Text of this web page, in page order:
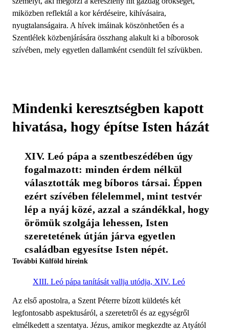
miközben reflektál a kor kérdéseire, kihívásaira,
nyugtalanságaira. A hívek imáinak köszönhetően és a
Szentlélek közbenjárására összhang alakult ki a bíborosok
szívében, mely egyetlen dallamként csendült fel szívükben.
Mindenki keresztségben kapott
hivatása, hogy építse Isten házát
XIV. Leó pápa a szentbeszédében úgy
fogalmazott: minden érdem nélkül
választották meg bíboros társai. Éppen
ezért szívében félelemmel, mint testvér
lép a nyáj közé, azzal a szándékkal, hogy
örömük szolgája lehessen, Isten
szeretetének útján járva egyetlen
családban egyesítse Isten népét.
További Külföld híreink
XIII. Leó pápa tanítását vallja utódja, XIV. Leó
Az első apostolra, a Szent Péterre bízott küldetés két
legfontosabb aspektusáról, a szeretetről és az egységről
elmélkedett a szentatya. Jézus, amikor megkezdte az Atyától